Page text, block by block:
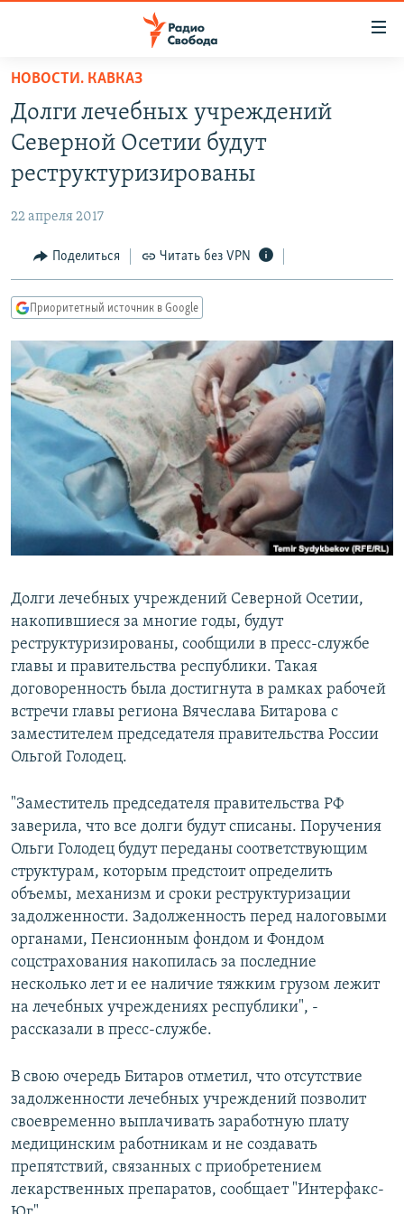
упрощенного
доступа
Вернуться
основному
Вернутся
Вернутся
поиску
ПОДКАСТЫ
АВТОРСКИЕ ПРОЕКТЫ
МНЕНИЯ
КУЛЬТУРА
КАВКАЗ.РЕАЛИИ
СЕВЕР.РЕАЛИИ
СИБИРЬ.РЕАЛИИ
РАСПИСАНИЕ ВЕЩАНИЯ
ПОДПИШИТЕСЬ НА РАССЫЛКУ
СОЦИАЛЬНЫЕ СЕТИ
Все сайты РСЕ/РС
НОВОСТИ. КАВКАЗ
Долги лечебных учреждений
Северной Осетии будут
реструктуризированы
22 апреля 2017
Поделиться Читать без VPN
Приоритетный источник в Google
Долги лечебных учреждений Северной Осетии,
накопившиеся за многие годы, будут
реструктуризированы, сообщили в пресс-службе
главы и правительства республики. Такая
договоренность была достигнута в рамках рабочей
встречи главы региона Вячеслава Битарова с
заместителем председателя правительства России
Ольгой Голодец.
"Заместитель председателя правительства РФ
заверила, что все долги будут списаны. Поручения
Ольги Голодец будут переданы соответствующим
структурам, которым предстоит определить
объемы, механизм и сроки реструктуризации
задолженности. Задолженность перед налоговыми
органами, Пенсионным фондом и Фондом
соцстрахования накопилась за последние
несколько лет и ее наличие тяжким грузом лежит
на лечебных учреждениях республики", -
рассказали в пресс-службе.
В свою очередь Битаров отметил, что отсутствие
задолженности лечебных учреждений позволит
своевременно выплачивать заработную плату
медицинским работникам и не создавать
препятствий, связанных с приобретением
лекарственных препаратов, сообщает "Интерфакс-